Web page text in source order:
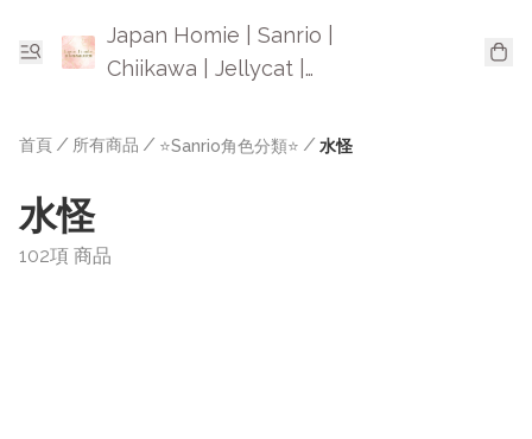
Japan Homie | Sanrio |
Chiikawa | Jellycat |
首頁 / 所有商品 / ⭐Sanrio角色分類⭐ / 水怪
水怪
102項 商品